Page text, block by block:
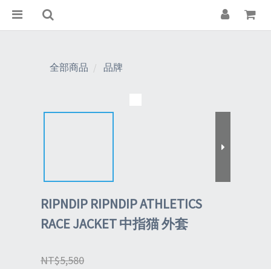
全部商品 品牌
RIPNDIP RIPNDIP ATHLETICS
RACE JACKET 中指猫 外套
NT$5,580